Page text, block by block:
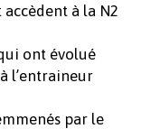
à la N2
ont évolué
l’entraineur
par le